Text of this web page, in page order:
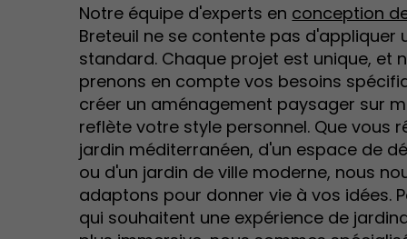
Notre équipe d'experts en conception
Breteuil ne se contente pas d'appliquer
standard. Chaque projet est unique, et
prenons en compte vos besoins
créer un aménagement paysager sur
reflète votre style personnel. Que vous
jardin méditerranéen, d'un espace de
ou d'un jardin de ville moderne, nous
adaptons pour donner vie à vos idées.
qui souhaitent une expérience de